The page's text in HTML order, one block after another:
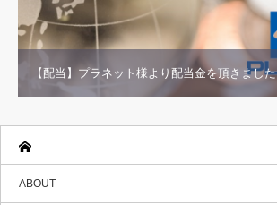
【配当】プラネット様より配当金を頂きました
ABOUT